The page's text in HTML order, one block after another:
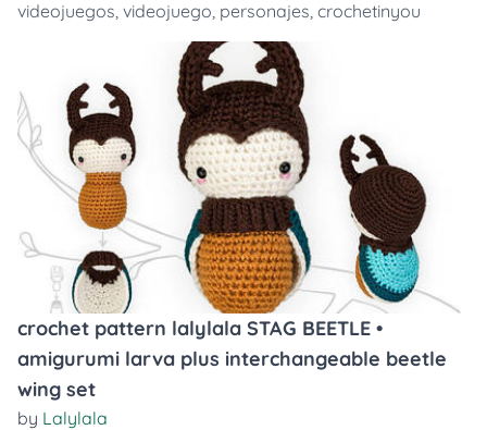
videojuegos, videojuego, personajes, crochetinyou
crochet pattern lalylala STAG BEETLE •
amigurumi larva plus interchangeable beetle
wing set
by Lalylala